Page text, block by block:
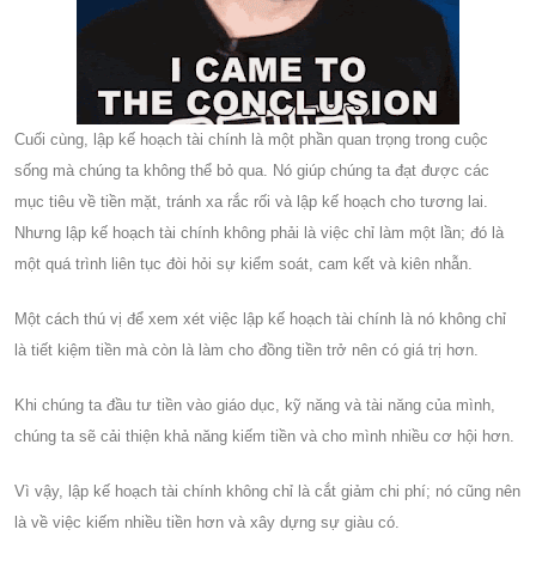
Cuối cùng, lập kế hoạch tài chính là một phần quan trọng trong cuộc
sống mà chúng ta không thể bỏ qua. Nó giúp chúng ta đạt được các
mục tiêu về tiền mặt, tránh xa rắc rối và lập kế hoạch cho tương lai.
Nhưng lập kế hoạch tài chính không phải là việc chỉ làm một lần; đó là
một quá trình liên tục đòi hỏi sự kiểm soát, cam kết và kiên nhẫn.
Một cách thú vị để xem xét việc lập kế hoạch tài chính là nó không chỉ
là tiết kiệm tiền mà còn là làm cho đồng tiền trở nên có giá trị hơn.
Khi chúng ta đầu tư tiền vào giáo dục, kỹ năng và tài năng của mình,
chúng ta sẽ cải thiện khả năng kiếm tiền và cho mình nhiều cơ hội hơn.
Vì vậy, lập kế hoạch tài chính không chỉ là cắt giảm chi phí; nó cũng nên
là về việc kiếm nhiều tiền hơn và xây dựng sự giàu có.